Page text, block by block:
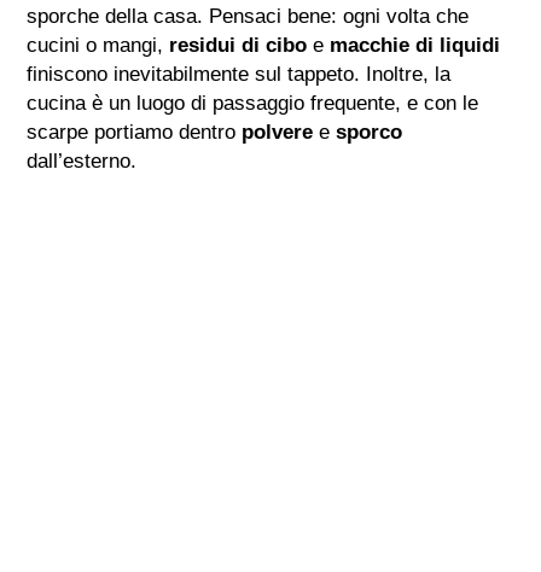
sporche della casa. Pensaci bene: ogni volta che
cucini o mangi, residui di cibo e macchie di liquidi
finiscono inevitabilmente sul tappeto. Inoltre, la
cucina è un luogo di passaggio frequente, e con le
scarpe portiamo dentro polvere esporco
dall’esterno.